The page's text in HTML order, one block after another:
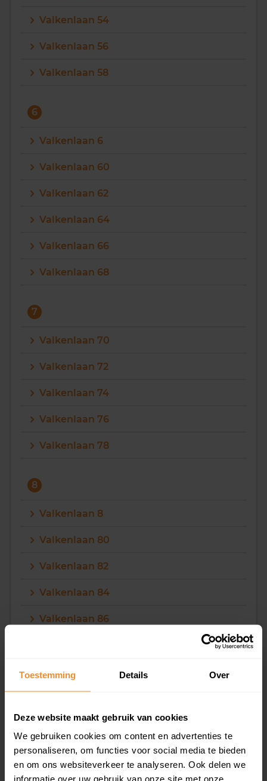
Toestemming Details Over
Deze website maakt gebruik van cookies
We gebruiken cookies om content en advertenties te
personaliseren, om functies voor social media te bieden
en om ons websiteverkeer te analyseren. Ook delen we
informatie over uw gebruik van onze site met onze
Valkenlaan 54
Valkenlaan 56
Valkenlaan 58
6
Valkenlaan 6
Valkenlaan 60
Valkenlaan 62
Valkenlaan 64
Valkenlaan 66
Valkenlaan 68
7
Valkenlaan 70
Valkenlaan 72
Valkenlaan 74
Valkenlaan 76
Valkenlaan 78
8
Valkenlaan 8
Valkenlaan 80
Valkenlaan 82
Valkenlaan 84
Valkenlaan 86
Valkenlaan 90
Valkenlaan 92
Valkenlaan 94